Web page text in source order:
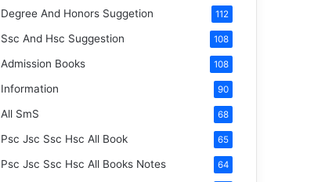
Degree And Honors Suggetion 112
Ssc And Hsc Suggestion 108
Admission Books 108
Information 90
All SmS 68
Psc Jsc Ssc Hsc All Book 65
Psc Jsc Ssc Hsc All Books Notes 64